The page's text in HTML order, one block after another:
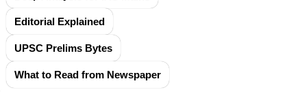
Editorial Explained
UPSC Prelims Bytes
What to Read from Newspaper